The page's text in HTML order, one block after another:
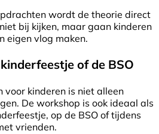
wordt de theorie direct
bij kijken, maar gaan kinderen
eigen vlog maken.
of de BSO
voor kinderen is niet alleen
De workshop is ook ideaal als
op de BSO of tijdens
vrienden.